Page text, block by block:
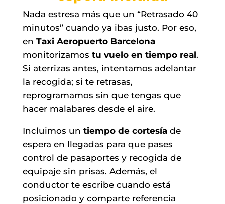
Nada estresa más que un “Retrasado 40
minutos” cuando ya ibas justo. Por eso,
en Taxi Aeropuerto Barcelona
monitorizamos tu vuelo en tiempo real.
Si aterrizas antes, intentamos adelantar
la recogida; si te retrasas,
reprogramamos sin que tengas que
hacer malabares desde el aire.
Incluimos un tiempo de cortesíade
espera en llegadas para que pases
control de pasaportes y recogida de
equipaje sin prisas. Además, el
conductor te escribe cuando está
posicionado y comparte referencia